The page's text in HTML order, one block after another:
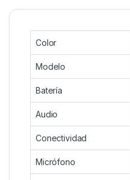
Color
Modelo
Batería
Audio
Conectividad
Micrófono